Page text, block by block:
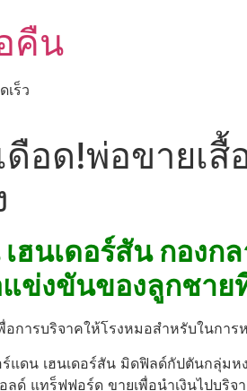
คืน
เร็ว
อด!พ่อขายเ
นเดอร์สัน กองก
ข่งขันของลูกชาย
อการบริจาคให้โรงหมอสำหรับในการ
แดน เฮนเดอร์สัน มิดฟิลด์กัปตันกลุ่มห
ด์ แทร็ฟฟอร์ด ขายเพื่อนำเงินไปบริ